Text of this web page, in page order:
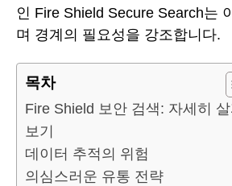
인 Fire Shield Secure Search는
며 경계의 필요성을 강조합니다.
목차
Fire Shield 보안 검색: 자세히 살
보기
데이터 추적의 위험
의심스러운 유통 전략